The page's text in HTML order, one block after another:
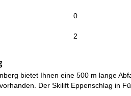
0
2
bietet Ihnen eine 500 m lange
Der Skilift Eppenschlag in